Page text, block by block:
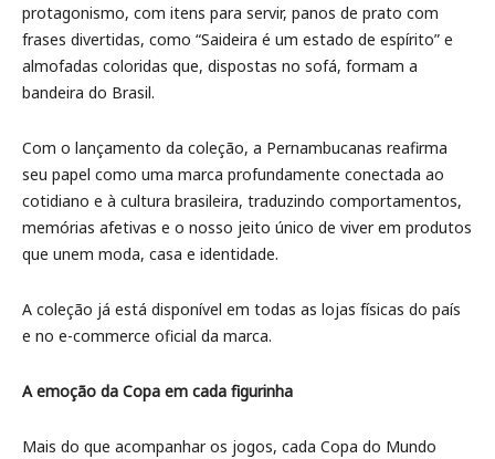
protagonismo, com itens para servir, panos de prato com
frases divertidas, como “Saideira é um estado de espírito” e
almofadas coloridas que, dispostas no sofá, formam a
bandeira do Brasil.
Com o lançamento da coleção, a Pernambucanas reafirma
seu papel como uma marca profundamente conectada ao
cotidiano e à cultura brasileira, traduzindo comportamentos,
memórias afetivas e o nosso jeito único de viver em produtos
que unem moda, casa e identidade.
A coleção já está disponível em todas as lojas físicas do país
e no e-commerce oficial da marca.
A emoção da Copa em cada figurinha
Mais do que acompanhar os jogos, cada Copa do Mundo